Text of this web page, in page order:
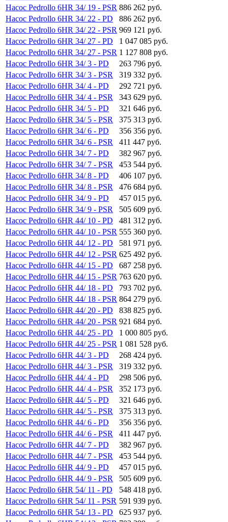
Насос Pedrollo 6HR 34/ 19 - PSR 886 262 руб.
Насос Pedrollo 6HR 34/ 22 - PD
886 262 руб.
Насос Pedrollo 6HR 34/ 22 - PSR 969 121 руб.
Насос Pedrollo 6HR 34/ 27 - PD
1 047 085 руб.
Насос Pedrollo 6HR 34/ 27 - PSR 1 127 808 руб.
Насос Pedrollo 6HR 34/ 3 - PD
263 796 руб.
Насос Pedrollo 6HR 34/ 3 - PSR
319 332 руб.
Насос Pedrollo 6HR 34/ 4 - PD
292 721 руб.
Насос Pedrollo 6HR 34/ 4 - PSR
343 629 руб.
Насос Pedrollo 6HR 34/ 5 - PD
321 646 руб.
Насос Pedrollo 6HR 34/ 5 - PSR
375 313 руб.
Насос Pedrollo 6HR 34/ 6 - PD
356 356 руб.
Насос Pedrollo 6HR 34/ 6 - PSR
411 447 руб.
Насос Pedrollo 6HR 34/ 7 - PD
382 967 руб.
Насос Pedrollo 6HR 34/ 7 - PSR
453 544 руб.
Насос Pedrollo 6HR 34/ 8 - PD
406 107 руб.
Насос Pedrollo 6HR 34/ 8 - PSR
476 684 руб.
Насос Pedrollo 6HR 34/ 9 - PD
457 015 руб.
Насос Pedrollo 6HR 34/ 9 - PSR
505 609 руб.
Насос Pedrollo 6HR 44/ 10 - PD
481 312 руб.
Насос Pedrollo 6HR 44/ 10 - PSR 555 360 руб.
Насос Pedrollo 6HR 44/ 12 - PD
581 971 руб.
Насос Pedrollo 6HR 44/ 12 - PSR 625 492 руб.
Насос Pedrollo 6HR 44/ 15 - PD
687 258 руб.
Насос Pedrollo 6HR 44/ 15 - PSR 763 620 руб.
Насос Pedrollo 6HR 44/ 18 - PD
793 702 руб.
Насос Pedrollo 6HR 44/ 18 - PSR 864 279 руб.
Насос Pedrollo 6HR 44/ 20 - PD
838 825 руб.
Насос Pedrollo 6HR 44/ 20 - PSR 921 684 руб.
Насос Pedrollo 6HR 44/ 25 - PD
1 000 805 руб.
Насос Pedrollo 6HR 44/ 25 - PSR 1 081 528 руб.
Насос Pedrollo 6HR 44/ 3 - PD
268 424 руб.
Насос Pedrollo 6HR 44/ 3 - PSR
319 332 руб.
Насос Pedrollo 6HR 44/ 4 - PD
298 506 руб.
Насос Pedrollo 6HR 44/ 4 - PSR
352 173 руб.
Насос Pedrollo 6HR 44/ 5 - PD
321 646 руб.
Насос Pedrollo 6HR 44/ 5 - PSR
375 313 руб.
Насос Pedrollo 6HR 44/ 6 - PD
356 356 руб.
Насос Pedrollo 6HR 44/ 6 - PSR
411 447 руб.
Насос Pedrollo 6HR 44/ 7 - PD
382 967 руб.
Насос Pedrollo 6HR 44/ 7 - PSR
453 544 руб.
Насос Pedrollo 6HR 44/ 9 - PD
457 015 руб.
Насос Pedrollo 6HR 44/ 9 - PSR
505 609 руб.
Насос Pedrollo 6HR 54/ 11 - PD
548 418 руб.
Насос Pedrollo 6HR 54/ 11 - PSR 591 939 руб.
Насос Pedrollo 6HR 54/ 13 - PD
625 937 руб.